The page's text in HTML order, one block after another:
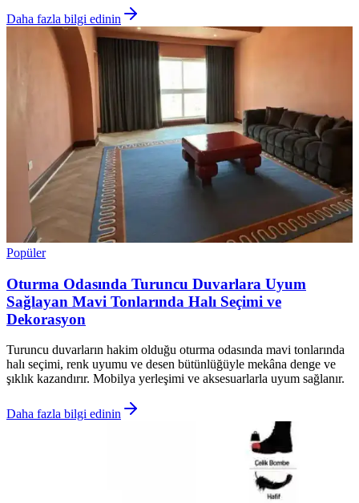
Daha fazla bilgi edinin
Popüler
Oturma Odasında Turuncu Duvarlara Uyum
Sağlayan Mavi Tonlarında Halı Seçimi ve
Dekorasyon
Turuncu duvarların hakim olduğu oturma odasında mavi tonlarında
halı seçimi, renk uyumu ve desen bütünlüğüyle mekâna denge ve
şıklık kazandırır. Mobilya yerleşimi ve aksesuarlarla uyum sağlanır.
Daha fazla bilgi edinin